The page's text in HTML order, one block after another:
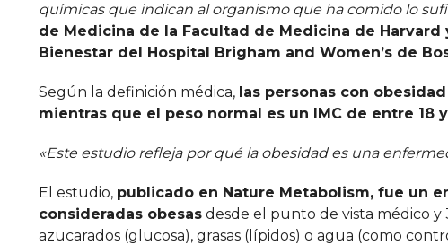
químicas que indican al organismo que ha comido lo
de Medicina de la Facultad de Medicina de
Bienestar del Hospital Brigham and Women’s de
Según la definición médica, las personas con
mientras que el peso normal es un IMC de entre 18 y
«Este estudio refleja por qué la obesidad es una
El estudio, publicado en Nature Metabolism, fue un
consideradas obesasdesde el punto de vista médico y
azucarados (glucosa), grasas (lípidos) o agua (como